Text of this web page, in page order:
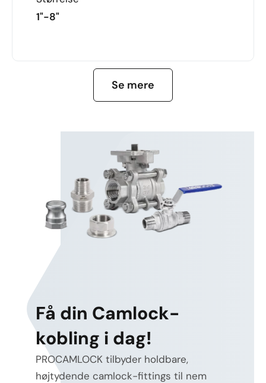
1"-8"
FÅ MERE AT VIDE
Se mere
Få din Camlock-
kobling i dag!
PROCAMLOCK tilbyder holdbare,
højtydende camlock-fittings til nem